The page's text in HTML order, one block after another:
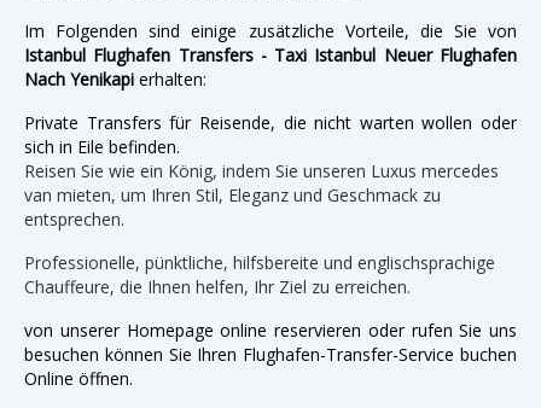
Im Folgenden sind einige zusätzliche Vorteile, die Sie von
Istanbul Flughafen Transfers - Taxi Istanbul Neuer Flughafen
Nach Yenikapi erhalten:
Private Transfers für Reisende, die nicht warten wollen oder
sich in Eile befinden.
Reisen Sie wie ein König, indem Sie unseren Luxus mercedes
van mieten, um Ihren Stil, Eleganz und Geschmack zu
entsprechen.
Professionelle, pünktliche, hilfsbereite und englischsprachige
Chauffeure, die Ihnen helfen, Ihr Ziel zu erreichen.
von unserer Homepage online reservieren oder rufen Sie uns
besuchen können Sie Ihren Flughafen-Transfer-Service buchen
Online öffnen.